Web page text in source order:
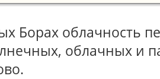
Борах облачность
облачных и